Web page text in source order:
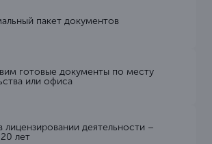
пакет документов
готовые документы по месту
или офиса
лицензировании деятельности –
лет